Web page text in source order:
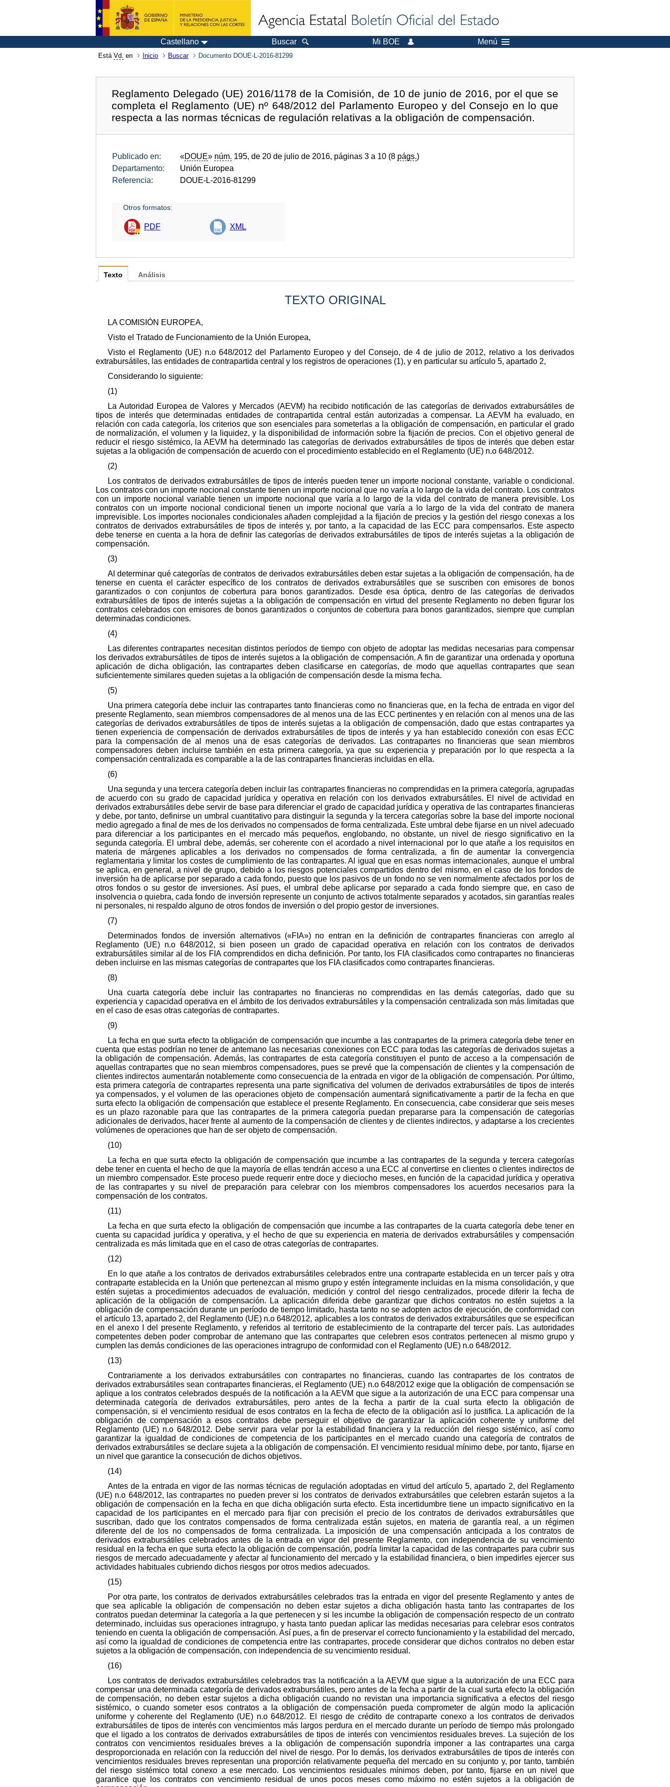
Castellano Buscar Mi BOE Menú
Está Vd. en Inicio Buscar Documento DOUE-L-2016-81299
Reglamento Delegado (UE) 2016/1178 de la Comisión, de 10 de junio de 2016, por el que se
completa el Reglamento (UE) nº 648/2012 del Parlamento Europeo y del Consejo en lo que
respecta a las normas técnicas de regulación relativas a la obligación de compensación.
Publicado en: «DOUE» núm. 195, de 20 de julio de 2016, páginas 3 a 10 (8 págs.)
Departamento:
Unión Europea
Referencia:
DOUE-L-2016-81299
Otros formatos:
PDF XML
Texto
TEXTO ORIGINAL
LA COMISIÓN EUROPEA,
Visto el Tratado de Funcionamiento de la Unión Europea,
Visto el Reglamento (UE) n.o 648/2012 del Parlamento Europeo y del Consejo, de 4 de julio de 2012, relativo a los derivados
extrabursátiles, las entidades de contrapartida central y los registros de operaciones (1), y en particular su artículo 5, apartado 2,
Considerando lo siguiente:
(1)
La Autoridad Europea de Valores y Mercados (AEVM) ha recibido notificación de las categorías de derivados extrabursátiles de
tipos de interés que determinadas entidades de contrapartida central están autorizadas a compensar. La AEVM ha evaluado, en
relación con cada categoría, los criterios que son esenciales para someterlas a la obligación de compensación, en particular el grado
de normalización, el volumen y la liquidez, y la disponibilidad de información sobre la fijación de precios. Con el objetivo general de
reducir el riesgo sistémico, la AEVM ha determinado las categorías de derivados extrabursátiles de tipos de interés que deben estar
sujetas a la obligación de compensación de acuerdo con el procedimiento establecido en el Reglamento (UE) n.o 648/2012.
(2)
Los contratos de derivados extrabursátiles de tipos de interés pueden tener un importe nocional constante, variable o condicional.
Los contratos con un importe nocional constante tienen un importe nocional que no varía a lo largo de la vida del contrato. Los contratos
con un importe nocional variable tienen un importe nocional que varía a lo largo de la vida del contrato de manera previsible. Los
contratos con un importe nocional condicional tienen un importe nocional que varía a lo largo de la vida del contrato de manera
imprevisible. Los importes nocionales condicionales añaden complejidad a la fijación de precios y la gestión del riesgo conexas a los
contratos de derivados extrabursátiles de tipos de interés y, por tanto, a la capacidad de las ECC para compensarlos. Este aspecto
debe tenerse en cuenta a la hora de definir las categorías de derivados extrabursátiles de tipos de interés sujetas a la obligación de
compensación.
(3)
Al determinar qué categorías de contratos de derivados extrabursátiles deben estar sujetas a la obligación de compensación, ha de
tenerse en cuenta el carácter específico de los contratos de derivados extrabursátiles que se suscriben con emisores de bonos
garantizados o con conjuntos de cobertura para bonos garantizados. Desde esa óptica, dentro de las categorías de derivados
extrabursátiles de tipos de interés sujetas a la obligación de compensación en virtud del presente Reglamento no deben figurar los
contratos celebrados con emisores de bonos garantizados o conjuntos de cobertura para bonos garantizados, siempre que cumplan
determinadas condiciones.
(4)
Las diferentes contrapartes necesitan distintos períodos de tiempo con objeto de adoptar las medidas necesarias para compensar
los derivados extrabursátiles de tipos de interés sujetos a la obligación de compensación. A fin de garantizar una ordenada y oportuna
aplicación de dicha obligación, las contrapartes deben clasificarse en categorías, de modo que aquellas contrapartes que sean
suficientemente similares queden sujetas a la obligación de compensación desde la misma fecha.
(5)
Una primera categoría debe incluir las contrapartes tanto financieras como no financieras que, en la fecha de entrada en vigor del
presente Reglamento, sean miembros compensadores de al menos una de las ECC pertinentes y en relación con al menos una de las
categorías de derivados extrabursátiles de tipos de interés sujetas a la obligación de compensación, dado que estas contrapartes ya
tienen experiencia de compensación de derivados extrabursátiles de tipos de interés y ya han establecido conexión con esas ECC
para la compensación de al menos una de esas categorías de derivados. Las contrapartes no financieras que sean miembros
compensadores deben incluirse también en esta primera categoría, ya que su experiencia y preparación por lo que respecta a la
compensación centralizada es comparable a la de las contrapartes financieras incluidas en ella.
(6)
Una segunda y una tercera categoría deben incluir las contrapartes financieras no comprendidas en la primera categoría, agrupadas
de acuerdo con su grado de capacidad jurídica y operativa en relación con los derivados extrabursátiles. El nivel de actividad en
derivados extrabursátiles debe servir de base para diferenciar el grado de capacidad jurídica y operativa de las contrapartes financieras
y debe, por tanto, definirse un umbral cuantitativo para distinguir la segunda y la tercera categorías sobre la base del importe nocional
medio agregado a final de mes de los derivados no compensados de forma centralizada. Este umbral debe fijarse en un nivel adecuado
para diferenciar a los participantes en el mercado más pequeños, englobando, no obstante, un nivel de riesgo significativo en la
segunda categoría. El umbral debe, además, ser coherente con el acordado a nivel internacional por lo que atañe a los requisitos en
materia de márgenes aplicables a los derivados no compensados de forma centralizada, a fin de aumentar la convergencia
reglamentaria y limitar los costes de cumplimiento de las contrapartes. Al igual que en esas normas internacionales, aunque el umbral
se aplica, en general, a nivel de grupo, debido a los riesgos potenciales compartidos dentro del mismo, en el caso de los fondos de
inversión ha de aplicarse por separado a cada fondo, puesto que los pasivos de un fondo no se ven normalmente afectados por los de
otros fondos o su gestor de inversiones. Así pues, el umbral debe aplicarse por separado a cada fondo siempre que, en caso de
insolvencia o quiebra, cada fondo de inversión represente un conjunto de activos totalmente separados y acotados, sin garantías reales
ni personales, ni respaldo alguno de otros fondos de inversión o del propio gestor de inversiones.
(7)
Determinados fondos de inversión alternativos («FIA») no entran en la definición de contrapartes financieras con arreglo al
Reglamento (UE) n.o 648/2012, si bien poseen un grado de capacidad operativa en relación con los contratos de derivados
extrabursátiles similar al de los FIA comprendidos en dicha definición. Por tanto, los FIA clasificados como contrapartes no financieras
deben incluirse en las mismas categorías de contrapartes que los FIA clasificados como contrapartes financieras.
(8)
Una cuarta categoría debe incluir las contrapartes no financieras no comprendidas en las demás categorías, dado que su
experiencia y capacidad operativa en el ámbito de los derivados extrabursátiles y la compensación centralizada son más limitadas que
en el caso de esas otras categorías de contrapartes.
(9)
La fecha en que surta efecto la obligación de compensación que incumbe a las contrapartes de la primera categoría debe tener en
cuenta que estas podrían no tener de antemano las necesarias conexiones con ECC para todas las categorías de derivados sujetas a
la obligación de compensación. Además, las contrapartes de esta categoría constituyen el punto de acceso a la compensación de
aquellas contrapartes que no sean miembros compensadores, pues se prevé que la compensación de clientes y la compensación de
clientes indirectos aumentarán notablemente como consecuencia de la entrada en vigor de la obligación de compensación. Por último,
esta primera categoría de contrapartes representa una parte significativa del volumen de derivados extrabursátiles de tipos de interés
ya compensados, y el volumen de las operaciones objeto de compensación aumentará significativamente a partir de la fecha en que
surta efecto la obligación de compensación que establece el presente Reglamento. En consecuencia, cabe considerar que seis meses
es un plazo razonable para que las contrapartes de la primera categoría puedan prepararse para la compensación de categorías
adicionales de derivados, hacer frente al aumento de la compensación de clientes y de clientes indirectos, y adaptarse a los crecientes
volúmenes de operaciones que han de ser objeto de compensación.
(10)
La fecha en que surta efecto la obligación de compensación que incumbe a las contrapartes de la segunda y tercera categorías
debe tener en cuenta el hecho de que la mayoría de ellas tendrán acceso a una ECC al convertirse en clientes o clientes indirectos de
un miembro compensador. Este proceso puede requerir entre doce y dieciocho meses, en función de la capacidad jurídica y operativa
de las contrapartes y su nivel de preparación para celebrar con los miembros compensadores los acuerdos necesarios para la
compensación de los contratos.
(11)
La fecha en que surta efecto la obligación de compensación que incumbe a las contrapartes de la cuarta categoría debe tener en
cuenta su capacidad jurídica y operativa, y el hecho de que su experiencia en materia de derivados extrabursátiles y compensación
centralizada es más limitada que en el caso de otras categorías de contrapartes.
(12)
En lo que atañe a los contratos de derivados extrabursátiles celebrados entre una contraparte establecida en un tercer país y otra
contraparte establecida en la Unión que pertenezcan al mismo grupo y estén íntegramente incluidas en la misma consolidación, y que
estén sujetas a procedimientos adecuados de evaluación, medición y control del riesgo centralizados, procede diferir la fecha de
aplicación de la obligación de compensación. La aplicación diferida debe garantizar que dichos contratos no estén sujetos a la
obligación de compensación durante un período de tiempo limitado, hasta tanto no se adopten actos de ejecución, de conformidad con
el artículo 13, apartado 2, del Reglamento (UE) n.o 648/2012, aplicables a los contratos de derivados extrabursátiles que se especifican
en el anexo I del presente Reglamento, y referidos al territorio de establecimiento de la contraparte del tercer país. Las autoridades
competentes deben poder comprobar de antemano que las contrapartes que celebren esos contratos pertenecen al mismo grupo y
cumplen las demás condiciones de las operaciones intragrupo de conformidad con el Reglamento (UE) n.o 648/2012.
(13)
Contrariamente a los derivados extrabursátiles con contrapartes no financieras, cuando las contrapartes de los contratos de
derivados extrabursátiles sean contrapartes financieras, el Reglamento (UE) n.o 648/2012 exige que la obligación de compensación se
aplique a los contratos celebrados después de la notificación a la AEVM que sigue a la autorización de una ECC para compensar una
determinada categoría de derivados extrabursátiles, pero antes de la fecha a partir de la cual surta efecto la obligación de
compensación, si el vencimiento residual de esos contratos en la fecha de efecto de la obligación así lo justifica. La aplicación de la
obligación de compensación a esos contratos debe perseguir el objetivo de garantizar la aplicación coherente y uniforme del
Reglamento (UE) n.o 648/2012. Debe servir para velar por la estabilidad financiera y la reducción del riesgo sistémico, así como
garantizar la igualdad de condiciones de competencia de los participantes en el mercado cuando una categoría de contratos de
derivados extrabursátiles se declare sujeta a la obligación de compensación. El vencimiento residual mínimo debe, por tanto, fijarse en
un nivel que garantice la consecución de dichos objetivos.
(14)
Antes de la entrada en vigor de las normas técnicas de regulación adoptadas en virtud del artículo 5, apartado 2, del Reglamento
(UE) n.o 648/2012, las contrapartes no pueden prever si los contratos de derivados extrabursátiles que celebren estarán sujetos a la
obligación de compensación en la fecha en que dicha obligación surta efecto. Esta incertidumbre tiene un impacto significativo en la
capacidad de los participantes en el mercado para fijar con precisión el precio de los contratos de derivados extrabursátiles que
suscriban, dado que los contratos compensados de forma centralizada están sujetos, en materia de garantía real, a un régimen
diferente del de los no compensados de forma centralizada. La imposición de una compensación anticipada a los contratos de
derivados extrabursátiles celebrados antes de la entrada en vigor del presente Reglamento, con independencia de su vencimiento
residual en la fecha en que surta efecto la obligación de compensación, podría limitar la capacidad de las contrapartes para cubrir sus
riesgos de mercado adecuadamente y afectar al funcionamiento del mercado y la estabilidad financiera, o bien impedirles ejercer sus
actividades habituales cubriendo dichos riesgos por otros medios adecuados.
(15)
Por otra parte, los contratos de derivados extrabursátiles celebrados tras la entrada en vigor del presente Reglamento y antes de
que sea aplicable la obligación de compensación no deben estar sujetos a dicha obligación hasta tanto las contrapartes de los
contratos puedan determinar la categoría a la que pertenecen y si les incumbe la obligación de compensación respecto de un contrato
determinado, incluidas sus operaciones intragrupo, y hasta tanto puedan aplicar las medidas necesarias para celebrar esos contratos
teniendo en cuenta la obligación de compensación. Así pues, a fin de preservar el correcto funcionamiento y la estabilidad del mercado,
así como la igualdad de condiciones de competencia entre las contrapartes, procede considerar que dichos contratos no deben estar
sujetos a la obligación de compensación, con independencia de su vencimiento residual.
(16)
Los contratos de derivados extrabursátiles celebrados tras la notificación a la AEVM que sigue a la autorización de una ECC para
compensar una determinada categoría de derivados extrabursátiles, pero antes de la fecha a partir de la cual surta efecto la obligación
de compensación, no deben estar sujetos a dicha obligación cuando no revistan una importancia significativa a efectos del riesgo
sistémico, o cuando someter esos contratos a la obligación de compensación pueda comprometer de algún modo la aplicación
uniforme y coherente del Reglamento (UE) n.o 648/2012. El riesgo de crédito de contraparte conexo a los contratos de derivados
extrabursátiles de tipos de interés con vencimientos más largos perdura en el mercado durante un período de tiempo más prolongado
que el ligado a los contratos de derivados extrabursátiles de tipos de interés con vencimientos residuales breves. La sujeción de los
contratos con vencimientos residuales breves a la obligación de compensación supondría imponer a las contrapartes una carga
desproporcionada en relación con la reducción del nivel de riesgo. Por lo demás, los derivados extrabursátiles de tipos de interés con
vencimientos residuales breves representan una proporción relativamente pequeña del mercado en su conjunto y, por tanto, también
del riesgo sistémico total conexo a ese mercado. Los vencimientos residuales mínimos deben, por tanto, fijarse en un nivel que
garantice que los contratos con vencimiento residual de unos pocos meses como máximo no estén sujetos a la obligación de
Análisis